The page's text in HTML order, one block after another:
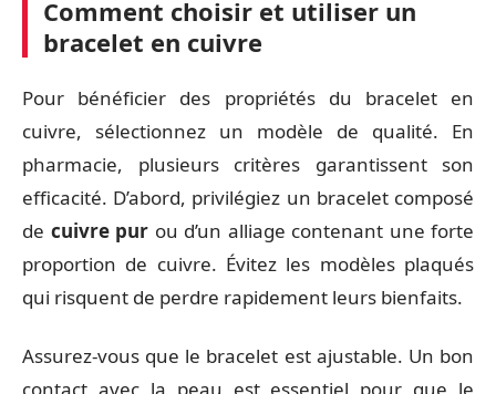
Comment choisir et utiliser un
bracelet en cuivre
Pour bénéficier des propriétés du bracelet en
cuivre, sélectionnez un modèle de qualité. En
pharmacie, plusieurs critères garantissent son
efficacité. D’abord, privilégiez un bracelet composé
de cuivre pur ou d’un alliage contenant une forte
proportion de cuivre. Évitez les modèles plaqués
qui risquent de perdre rapidement leurs bienfaits.
Assurez-vous que le bracelet est ajustable. Un bon
contact avec la peau est essentiel pour que le